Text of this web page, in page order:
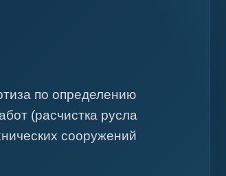
Химическая экспертиза
Экспертиза давности создания
по определению
(расчистка русла
сооружений